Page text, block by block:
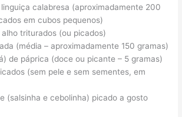
calabresa (aproximadamente 200
em cubos pequenos)
triturados (ou picados)
(média – aproximadamente 150 gramas)
de páprica (doce ou picante – 5 gramas)
(sem pele e sem sementes, em
(salsinha e cebolinha) picado a gosto